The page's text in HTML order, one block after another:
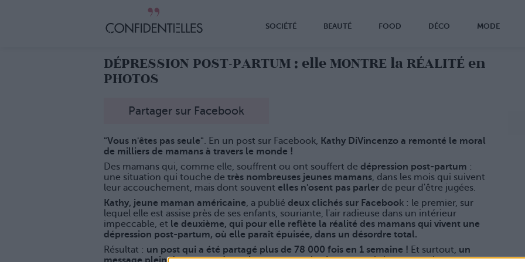
SOCIÉTÉ BEAUTÉ FOOD DÉCO MODE
DÉPRESSION POST-PARTUM : elle MONTRE la RÉALITÉ en
PHOTOS
Partager sur Facebook
"Vous n'êtes pas seule". En un post sur Facebook, Kathy DiVincenzo a remonté le moral
de milliers de mamans à travers le monde !
Des mamans qui, comme elle, souffrent ou ont souffert de dépression post-partum :
une situation qui touche de très nombreuses jeunes mamans, dans les mois qui suivent
leur accouchement, mais dont souvent elles n'osent pas parler de peur d'être jugées.
Kathy, jeune maman américaine, a publié deux clichés sur Facebook : le premier, sur
lequel elle est assise près de ses enfants, souriante, l'air radieuse dans un intérieur
impeccable, et le deuxième, qui pour elle reflète la réalité des mamans qui vivent une
dépression post-partum, où elle paraît épuisée, dans un désordre total.
Résultat : un post qui a été partagé plus de 78 000 fois en 1 semaine ! Et surtout, un